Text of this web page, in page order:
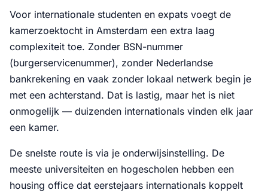
Voor internationale studenten en expats voegt de
kamerzoektocht in Amsterdam een extra laag
complexiteit toe. Zonder BSN-nummer
(burgerservicenummer), zonder Nederlandse
bankrekening en vaak zonder lokaal netwerk begin je
met een achterstand. Dat is lastig, maar het is niet
onmogelijk — duizenden internationals vinden elk jaar
een kamer.
De snelste route is via je onderwijsinstelling. De
meeste universiteiten en hogescholen hebben een
housing office dat eerstejaars internationals koppelt